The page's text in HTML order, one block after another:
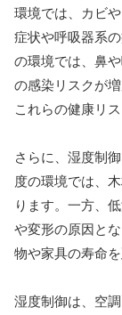
環境では、カビ
症状や呼吸器系
の環境では、鼻
の感染リスクが
これらの健康リ
さらに、湿度制
度の環境では、
ります。一方、
や変形の原因と
物や家具の寿命
湿度制御は、空